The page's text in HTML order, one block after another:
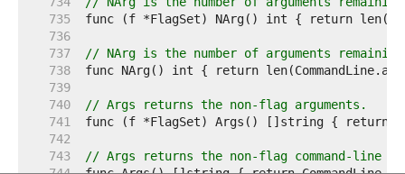
   735
   736
   737
// NArg is the number of arguments
   738
   739
   740
// Args returns the non-flag arguments.
   741
   742
   743
// Args returns the non-flag command-line